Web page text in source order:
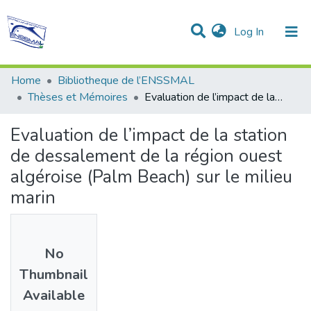
Log In (current)
Statistics
Communities & Collections
All of DSpace
Home
Bibliotheque de l’ENSSMAL
Thèses et Mémoires
Evaluation de l’impact de la station de dessalement de la région ouest algéroise (Palm Beach) sur le milieu marin
Evaluation de l’impact de la station
de dessalement de la région ouest
algéroise (Palm Beach) sur le milieu
marin
No
Thumbnail
Available